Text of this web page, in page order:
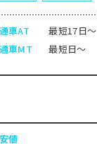
車AT
最短17日～
車MT
最短日～
値